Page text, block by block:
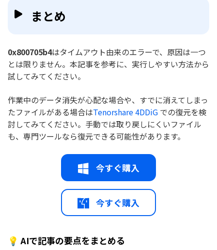
まとめ
0x800705b4はタイムアウト由来のエラーで、原因は一つ
とは限りません。本記事を参考に、実行しやすい方法から
試してみてください。
作業中のデータ消失が心配な場合や、すでに消えてしまっ
たファイルがある場合はTenorshare 4DDiG での復元を検
討してみてください。手動では取り戻しにくいファイル
も、専門ツールなら復元できる可能性があります。
今すぐ購入
今すぐ購入
💡 AIで記事の要点をまとめる